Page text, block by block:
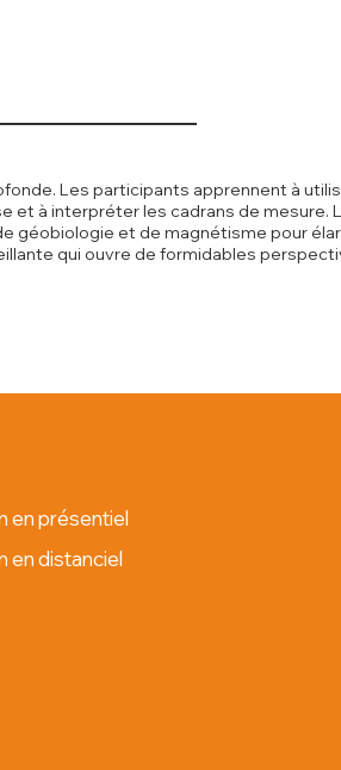
Les participants apprennent à
à interpréter les cadrans de mesure.
géobiologie et de magnétisme pour
qui ouvre de formidables
en présentiel
en distanciel